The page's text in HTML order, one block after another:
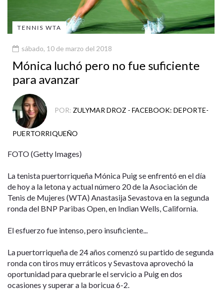
TENNIS WTA
sábado, 10 de marzo del 2018
Mónica luchó pero no fue suficiente
para avanzar
POR: ZULYMAR DROZ - FACEBOOK: DEPORTE-
PUERTORRIQUEÑO
FOTO (Getty Images)
La tenista puertorriqueña Mónica Puig se enfrentó en el día
de hoy a la letona y actual número 20 de la Asociación de
Tenis de Mujeres (WTA) Anastasija Sevastova en la segunda
ronda del BNP Paribas Open, en Indian Wells, California.
El esfuerzo fue intenso, pero insuficiente...
La puertorriqueña de 24 años comenzó su partido de segunda
ronda con tiros muy erráticos y Sevastova aprovechó la
oportunidad para quebrarle el servicio a Puig en dos
ocasiones y superar a la boricua 6-2.